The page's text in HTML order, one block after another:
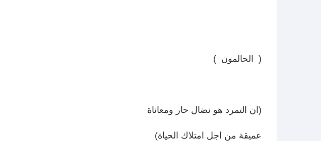
( الحالمون )
(ان التمرد هو نضال حار ومعاناة
عميقة من اجل امتلاك الحياة)